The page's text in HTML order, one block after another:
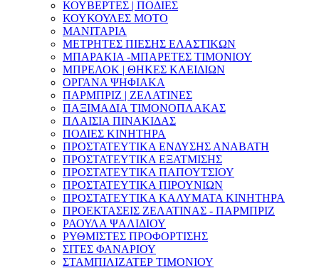
ΚΟΥΒΕΡΤΕΣ | ΠΟΔΙΕΣ
ΚΟΥΚΟΥΛΕΣ ΜΟΤΟ
ΜΑΝΙΤΑΡΙΑ
ΜΕΤΡΗΤΕΣ ΠΙΕΣΗΣ ΕΛΑΣΤΙΚΩΝ
ΜΠΑΡΑΚΙΑ -ΜΠΑΡΕΤΕΣ ΤΙΜΟΝΙΟΥ
ΜΠΡΕΛΟΚ | ΘΗΚΕΣ ΚΛΕΙΔΙΩΝ
ΟΡΓΑΝΑ ΨΗΦΙΑΚΑ
ΠΑΡΜΠΡΙΖ | ΖΕΛΑΤΙΝΕΣ
ΠΑΞΙΜΑΔΙΑ ΤΙΜΟΝΟΠΛΑΚΑΣ
ΠΛΑΙΣΙΑ ΠΙΝΑΚΙΔΑΣ
ΠΟΔΙΕΣ ΚΙΝΗΤΗΡΑ
ΠΡΟΣΤΑΤΕΥΤΙΚΑ ΕΝΔΥΣΗΣ ΑΝΑΒΑΤΗ
ΠΡΟΣΤΑΤΕΥΤΙΚΑ ΕΞΑΤΜΙΣΗΣ
ΠΡΟΣΤΑΤΕΥΤΙΚΑ ΠΑΠΟΥΤΣΙΟΥ
ΠΡΟΣΤΑΤΕΥΤΙΚΑ ΠΙΡΟΥΝΙΩΝ
ΠΡΟΣΤΑΤΕΥΤΙΚΑ ΚΑΛΥΜΑΤΑ ΚΙΝΗΤΗΡΑ
ΠΡΟΕΚΤΑΣΕΙΣ ΖΕΛΑΤΙΝΑΣ - ΠΑΡΜΠΡΙΖ
ΡΑΟΥΛΑ ΨΑΛΙΔΙΟΥ
ΡΥΘΜΙΣΤΕΣ ΠΡΟΦΟΡΤΙΣΗΣ
ΣΙΤΕΣ ΦΑΝΑΡΙΟΥ
ΣΤΑΜΠΙΛΙΖΑΤΕΡ ΤΙΜΟΝΙΟΥ